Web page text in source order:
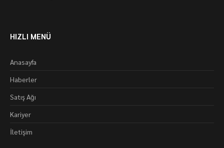
HIZLI MENÜ
Anasayfa
Haberler
Satış Ağı
Kariyer
İletişim